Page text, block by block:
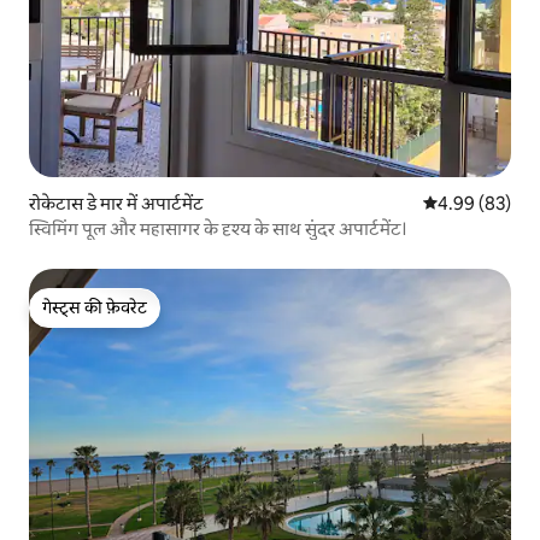
रोकेटास डे मार में अपार्टमेंट औसत रेटिंग 5 में
4.99 (83)
स्विमिंग पूल और महासागर के दृश्य के साथ सुंदर अपार्टमेंट।
गेस्ट्स की फ़ेवरेट
गेस्ट्स की फ़ेवरेट